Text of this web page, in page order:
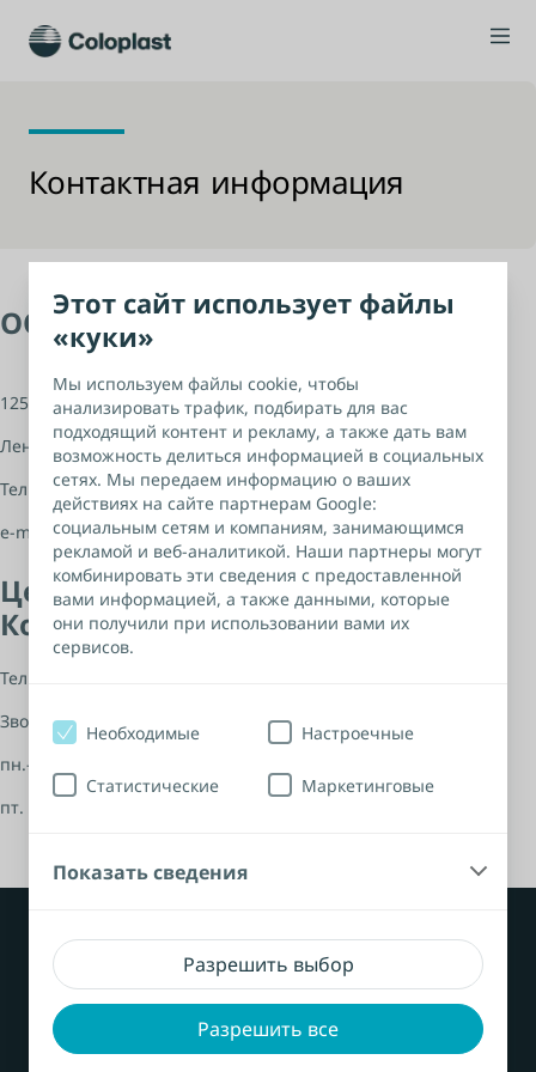
Этот сайт использует файлы
«куки»
Мы используем файлы cookie, чтобы
анализировать трафик, подбирать для вас
подходящий контент и рекламу, а также дать вам
возможность делиться информацией в социальных
сетях. Мы передаем информацию о ваших
действиях на сайте партнерам Google:
социальным сетям и компаниям, занимающимся
рекламой и веб-аналитикой. Наши партнеры могут
комбинировать эти сведения с предоставленной
вами информацией, а также данными, которые
они получили при использовании вами их
сервисов.
Разрешить выбор
Разрешить все
Необходимые Настроечные
Статистические Маркетинговые
Показать сведения
Контактная информация
ООО «Колопласт», Россия
125315, Москва
Ленинградский пр-т 72 корп.2
Тел.:
+7 495 937 53 90
e-mail:info@coloplast.ru
Центр поддержки потребителей
Колопласт
Тел.:
Звонок бесплатный
пн.-чт. с 8:00 до 18:00
пт. с 8:00 до 16:45
Продукция